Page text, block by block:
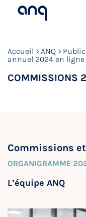
Accueil ANQ
annuel 2024 en ligne
COMMISSIONS
Commissions et
ORGANIGRAMME
L’équipe ANQ